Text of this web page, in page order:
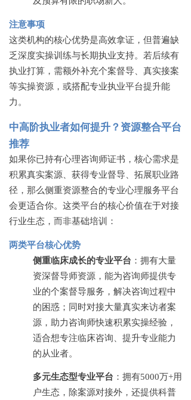
注意事项
这类机构的核心优势是高效拿证，但普遍缺
乏深度实操训练与长期执业支持。若后续有
执业打算，需额外补充个案督导、真实接案
等实操资源，或搭配专业执业平台提升能
力。
中高阶执业者如何提升？资源整合平台
推荐
如果你已持有心理咨询师证书，核心需求是
积累真实案源、获得专业督导、拓展职业路
径，那么侧重资源整合的专业心理服务平台
会更适合你。这类平台的核心价值在于对接
行业生态，而非基础培训：
两类平台核心优势
侧重临床成长的专业平台 ：拥有大量
资深督导师资源，能为咨询师提供专
业的个案督导服务，解决咨询过程中
的困惑；同时对接大量真实来访者案
源，助力咨询师快速积累实操经验，
适合想专注临床咨询、提升专业能力
的从业者。
多元生态型专业平台 ：拥有5000万+用
户生态，除案源对接外，还提供科普